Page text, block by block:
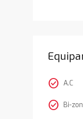
check_circle A.C
check_circle Bi-